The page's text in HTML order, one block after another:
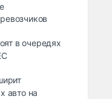
в очередях
авто на